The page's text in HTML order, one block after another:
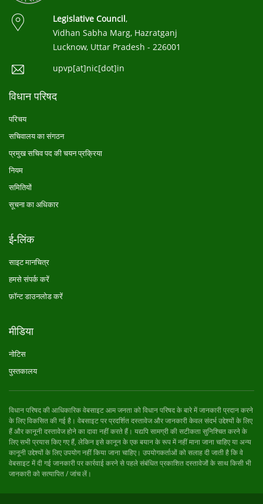
Legislative Council,
Vidhan Sabha Marg, Hazratganj
Lucknow, Uttar Pradesh - 226001
upvp[at]nic[dot]in
विधान परिषद
परिचय
सचिवालय का संगठन
प्रमुख सचिव पद की चयन प्रक्रिया
नियम
समितियों
सूचना का अधिकार
ई-लिंक
साइट मानचित्र
हमसे संपर्क करें
फ़ॉन्ट डाउनलोड करें
मीडिया
नोटिस
पुस्तकालय
विधान परिषद की आधिकारिक वेबसाइट आम जनता को विधान परिषद के बारे में जानकारी प्रदान करने
के लिए विकसित की गई है। वेबसाइट पर प्रदर्शित दस्तावेज और जानकारी केवल संदर्भ उद्देश्यों के लिए
हैं और कानूनी दस्तावेज होने का दावा नहीं करते हैं। यद्यपि सामग्री की सटीकता सुनिश्चित करने के
लिए सभी प्रयास किए गए हैं, लेकिन इसे कानून के एक बयान के रूप में नहीं माना जाना चाहिए या अन्य
कानूनी उद्देश्यों के लिए उपयोग नहीं किया जाना चाहिए। उपयोगकर्ताओं को सलाह दी जाती है कि वे
वेबसाइट में दी गई जानकारी पर कार्रवाई करने से पहले संबंधित प्रकाशित दस्तावेजों के साथ किसी भी
जानकारी को सत्यापित / जांच लें।